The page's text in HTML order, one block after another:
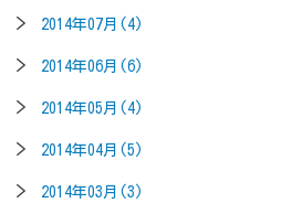
2014年07月(4)
2014年06月(6)
2014年05月(4)
2014年04月(5)
2014年03月(3)